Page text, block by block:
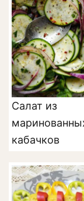
Салат из
кабачков